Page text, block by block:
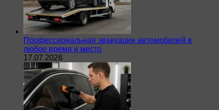
Профессиональная эвакуация автомобилей в
любое время и место
17.07.2026